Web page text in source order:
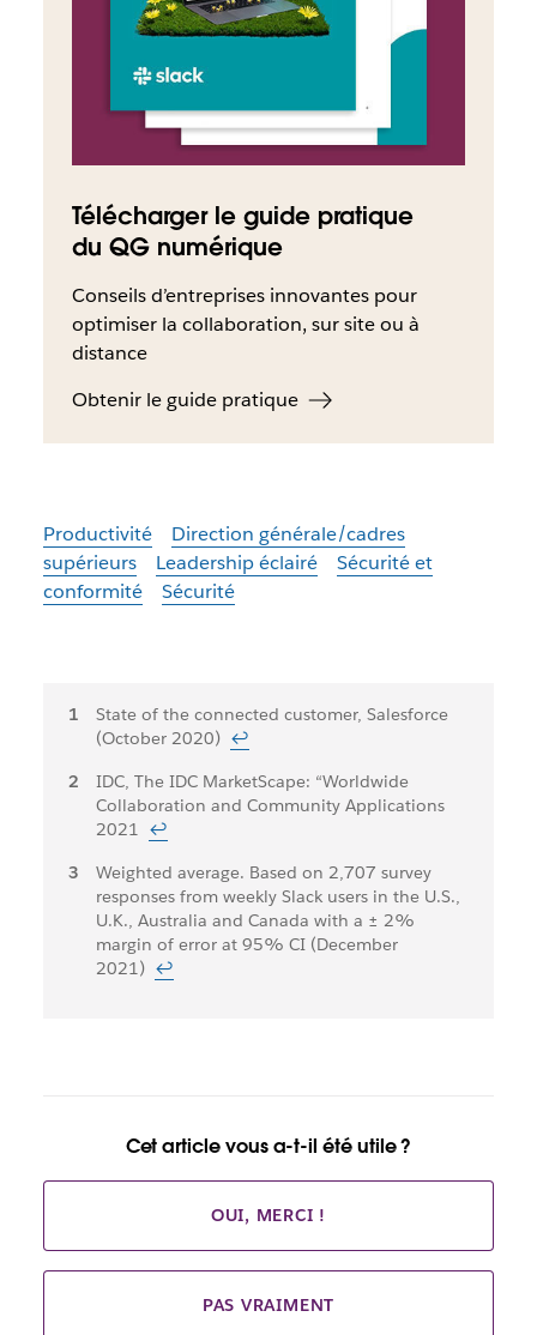
Télécharger le guide pratique
du QG numérique
Conseils d’entreprises innovantes pour
optimiser la collaboration, sur site ou à
distance
Obtenir le guide pratique
Productivité
Direction générale/cadres
supérieurs
Leadership éclairé
Sécurité et
conformité
Sécurité
Notes
de
bas
de
page
State of the connected customer, Salesforce
(October 2020) ↩
IDC, The IDC MarketScape: “Worldwide
Collaboration and Community Applications
2021 ↩
Weighted average. Based on 2,707 survey
responses from weekly Slack users in the U.S.,
U.K., Australia and Canada with a ± 2%
margin of error at 95% CI (December
2021) ↩
Cet article vous a-t-il été utile ?
OUI, MERCI !
PAS VRAIMENT